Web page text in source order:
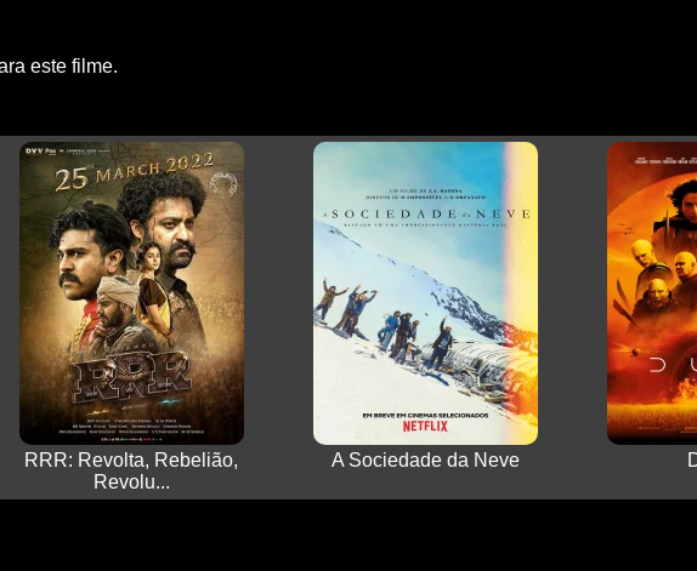
este filme.
RRR: Revolta, Rebelião,
Revolu...
A Sociedade da Neve